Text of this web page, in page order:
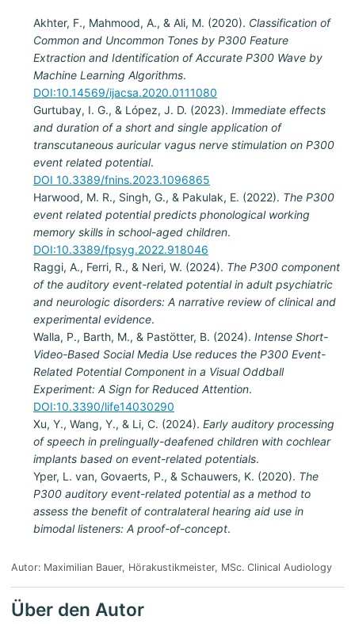
Akhter, F., Mahmood, A., & Ali, M. (2020). Classification of
Common and Uncommon Tones by P300 Feature
Extraction and Identification of Accurate P300 Wave by
Machine Learning Algorithms.
DOI:10.14569/ijacsa.2020.0111080
Gurtubay, I. G., & López, J. D. (2023). Immediate effects
and duration of a short and single application of
transcutaneous auricular vagus nerve stimulation on P300
event related potential.
DOI 10.3389/fnins.2023.1096865
Harwood, M. R., Singh, G., & Pakulak, E. (2022). The P300
event related potential predicts phonological working
memory skills in school-aged children.
DOI:10.3389/fpsyg.2022.918046
Raggi, A., Ferri, R., & Neri, W. (2024). The P300 component
of the auditory event-related potential in adult psychiatric
and neurologic disorders: A narrative review of clinical and
experimental evidence.
Walla, P., Barth, M., & Pastötter, B. (2024). Intense Short-
Video-Based Social Media Use reduces the P300 Event-
Related Potential Component in a Visual Oddball
Experiment: A Sign for Reduced Attention.
DOI:10.3390/life14030290
Xu, Y., Wang, Y., & Li, C. (2024). Early auditory processing
of speech in prelingually-deafened children with cochlear
implants based on event-related potentials.
Yper, L. van, Govaerts, P., & Schauwers, K. (2020). The
P300 auditory event-related potential as a method to
assess the benefit of contralateral hearing aid use in
bimodal listeners: A proof-of-concept.
Autor: Maximilian Bauer, Hörakustikmeister, MSc. Clinical Audiology
Über den Autor